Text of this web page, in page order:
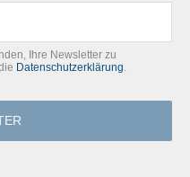
Ihre Newsletter zu
Datenschutzerklärung.